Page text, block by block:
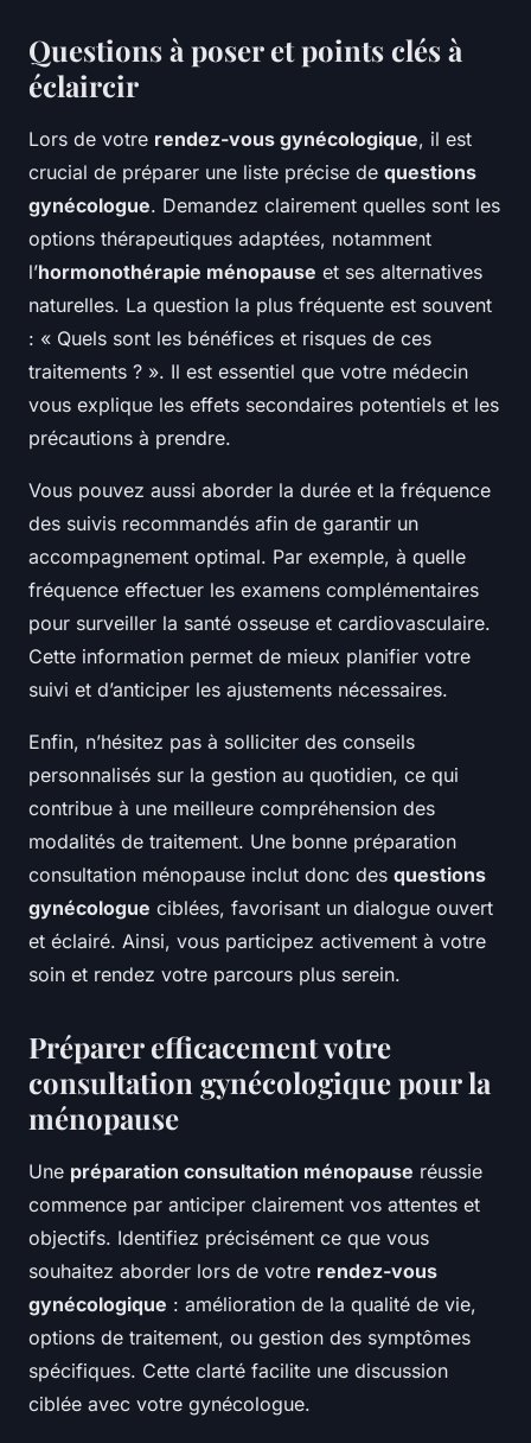
Questions à poser et points clés à
éclaircir
Lors de votre rendez-vous gynécologique, il est
crucial de préparer une liste précise de questions
gynécologue. Demandez clairement quelles sont les
options thérapeutiques adaptées, notamment
l’hormonothérapie ménopause et ses alternatives
naturelles. La question la plus fréquente est souvent
: « Quels sont les bénéfices et risques de ces
traitements ? ». Il est essentiel que votre médecin
vous explique les effets secondaires potentiels et les
précautions à prendre.
Vous pouvez aussi aborder la durée et la fréquence
des suivis recommandés afin de garantir un
accompagnement optimal. Par exemple, à quelle
fréquence effectuer les examens complémentaires
pour surveiller la santé osseuse et cardiovasculaire.
Cette information permet de mieux planifier votre
suivi et d’anticiper les ajustements nécessaires.
Enfin, n’hésitez pas à solliciter des conseils
personnalisés sur la gestion au quotidien, ce qui
contribue à une meilleure compréhension des
modalités de traitement. Une bonne préparation
consultation ménopause inclut donc des questions
gynécologue ciblées, favorisant un dialogue ouvert
et éclairé. Ainsi, vous participez activement à votre
soin et rendez votre parcours plus serein.
Préparer efficacement votre
consultation gynécologique pour la
ménopause
Une préparation consultation ménopause réussie
commence par anticiper clairement vos attentes et
objectifs. Identifiez précisément ce que vous
souhaitez aborder lors de votre rendez-vous
gynécologique : amélioration de la qualité de vie,
options de traitement, ou gestion des symptômes
spécifiques. Cette clarté facilite une discussion
ciblée avec votre gynécologue.